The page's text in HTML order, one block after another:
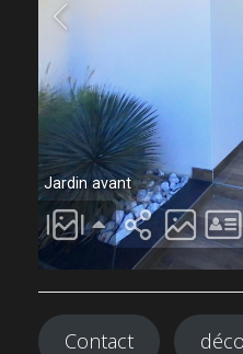
Contact